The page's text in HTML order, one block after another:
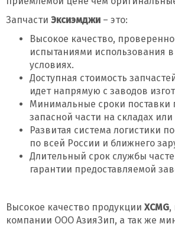
Запчасти Эксиэмджи – это:
Высокое качество,
испытаниями использования
условиях.
Доступная стоимость
идет напрямую с заводов
Минимальные сроки поставки
запасной части на складах
Развитая система логистики
по всей России и ближнего
Длительный срок службы
гарантии предоставляемой
Высокое качество продукции XCMG,
компании ООО АзияЗип, а так же